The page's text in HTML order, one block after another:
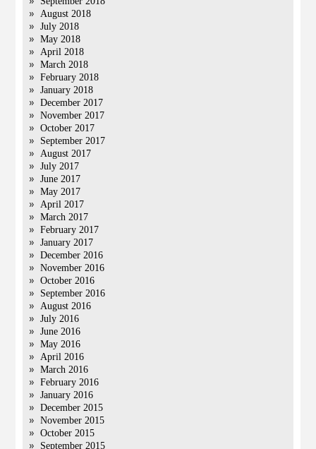
August 2018
July 2018
May 2018
April 2018
March 2018
February 2018
January 2018
December 2017
November 2017
October 2017
September 2017
August 2017
July 2017
June 2017
May 2017
April 2017
March 2017
February 2017
January 2017
December 2016
November 2016
October 2016
September 2016
August 2016
July 2016
June 2016
May 2016
April 2016
March 2016
February 2016
January 2016
December 2015
November 2015
October 2015
September 2015